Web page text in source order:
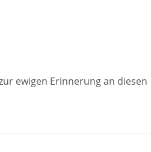
ewigen Erinnerung an diesen